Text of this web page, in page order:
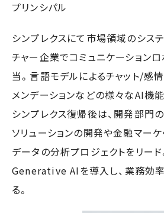
プリンシパル
シンプレクスにて市場領域のシス
チャー企業でコミュニケーション
当。言語モデルによるチャット/感
メンデーションなどの様々なAI機
シンプレクス復帰後は、開発部門
ソリューションの開発や金融マー
データの分析プロジェクトをリー
Generative AIを導入し、業務効
る。